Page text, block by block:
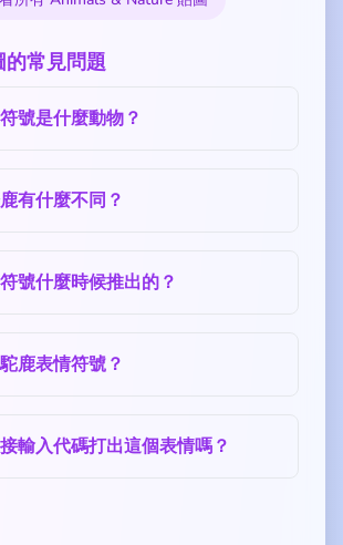
常見問題
號是什麼動物？
有什麼不同？
號什麼時候推出的？
鹿表情符號？
輸入代碼打出這個表情嗎？